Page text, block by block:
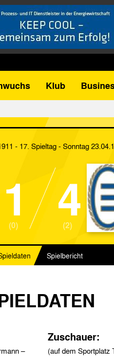
Klub
- 17. Spieltag- Sonntag
1
(0) 4
(2)
Spielbericht
–
Zuschauer:
(auf dem Sportplatz